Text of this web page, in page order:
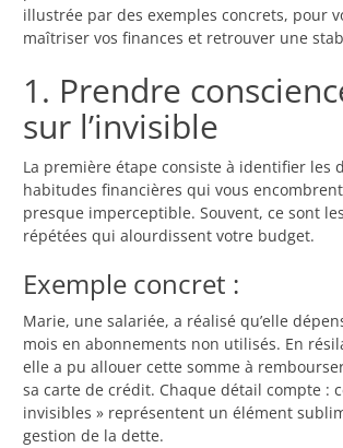
illustrée par des exemples concrets, pour
maîtriser vos finances et retrouver une
1. Prendre
sur l’invisible
La première étape consiste à identifier les
habitudes financières qui vous
presque imperceptible. Souvent, ce sont
répétées qui alourdissent votre budget.
Exemple concret :
Marie, une salariée, a réalisé qu’elle
mois en abonnements non utilisés. En
elle a pu allouer cette somme à
sa carte de crédit. Chaque détail compte :
invisibles » représentent un élément
gestion de la dette.